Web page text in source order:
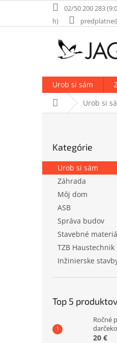
obsah
02/50 200 283
h)
Urob si sám
DomovUrob si
ý
p
kategórie
Kategórie
Urob si sám
Záhrada
Môj dom
ASB
Správa budov
Stavebné
TZB Haustechnik
Inžinierske
Top 5 produktov
Ročné
20 €